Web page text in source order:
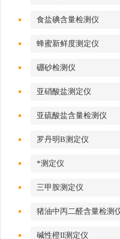
食盐碘含量检测仪
蜂蜜新鲜度测定仪
硼砂检测仪
亚硝酸盐测定仪
亚硫酸盐含量检测仪
罗丹明B测定仪
*测定仪
三甲胺测定仪
猪油中丙二醛含量检测
碱性橙II测定仪